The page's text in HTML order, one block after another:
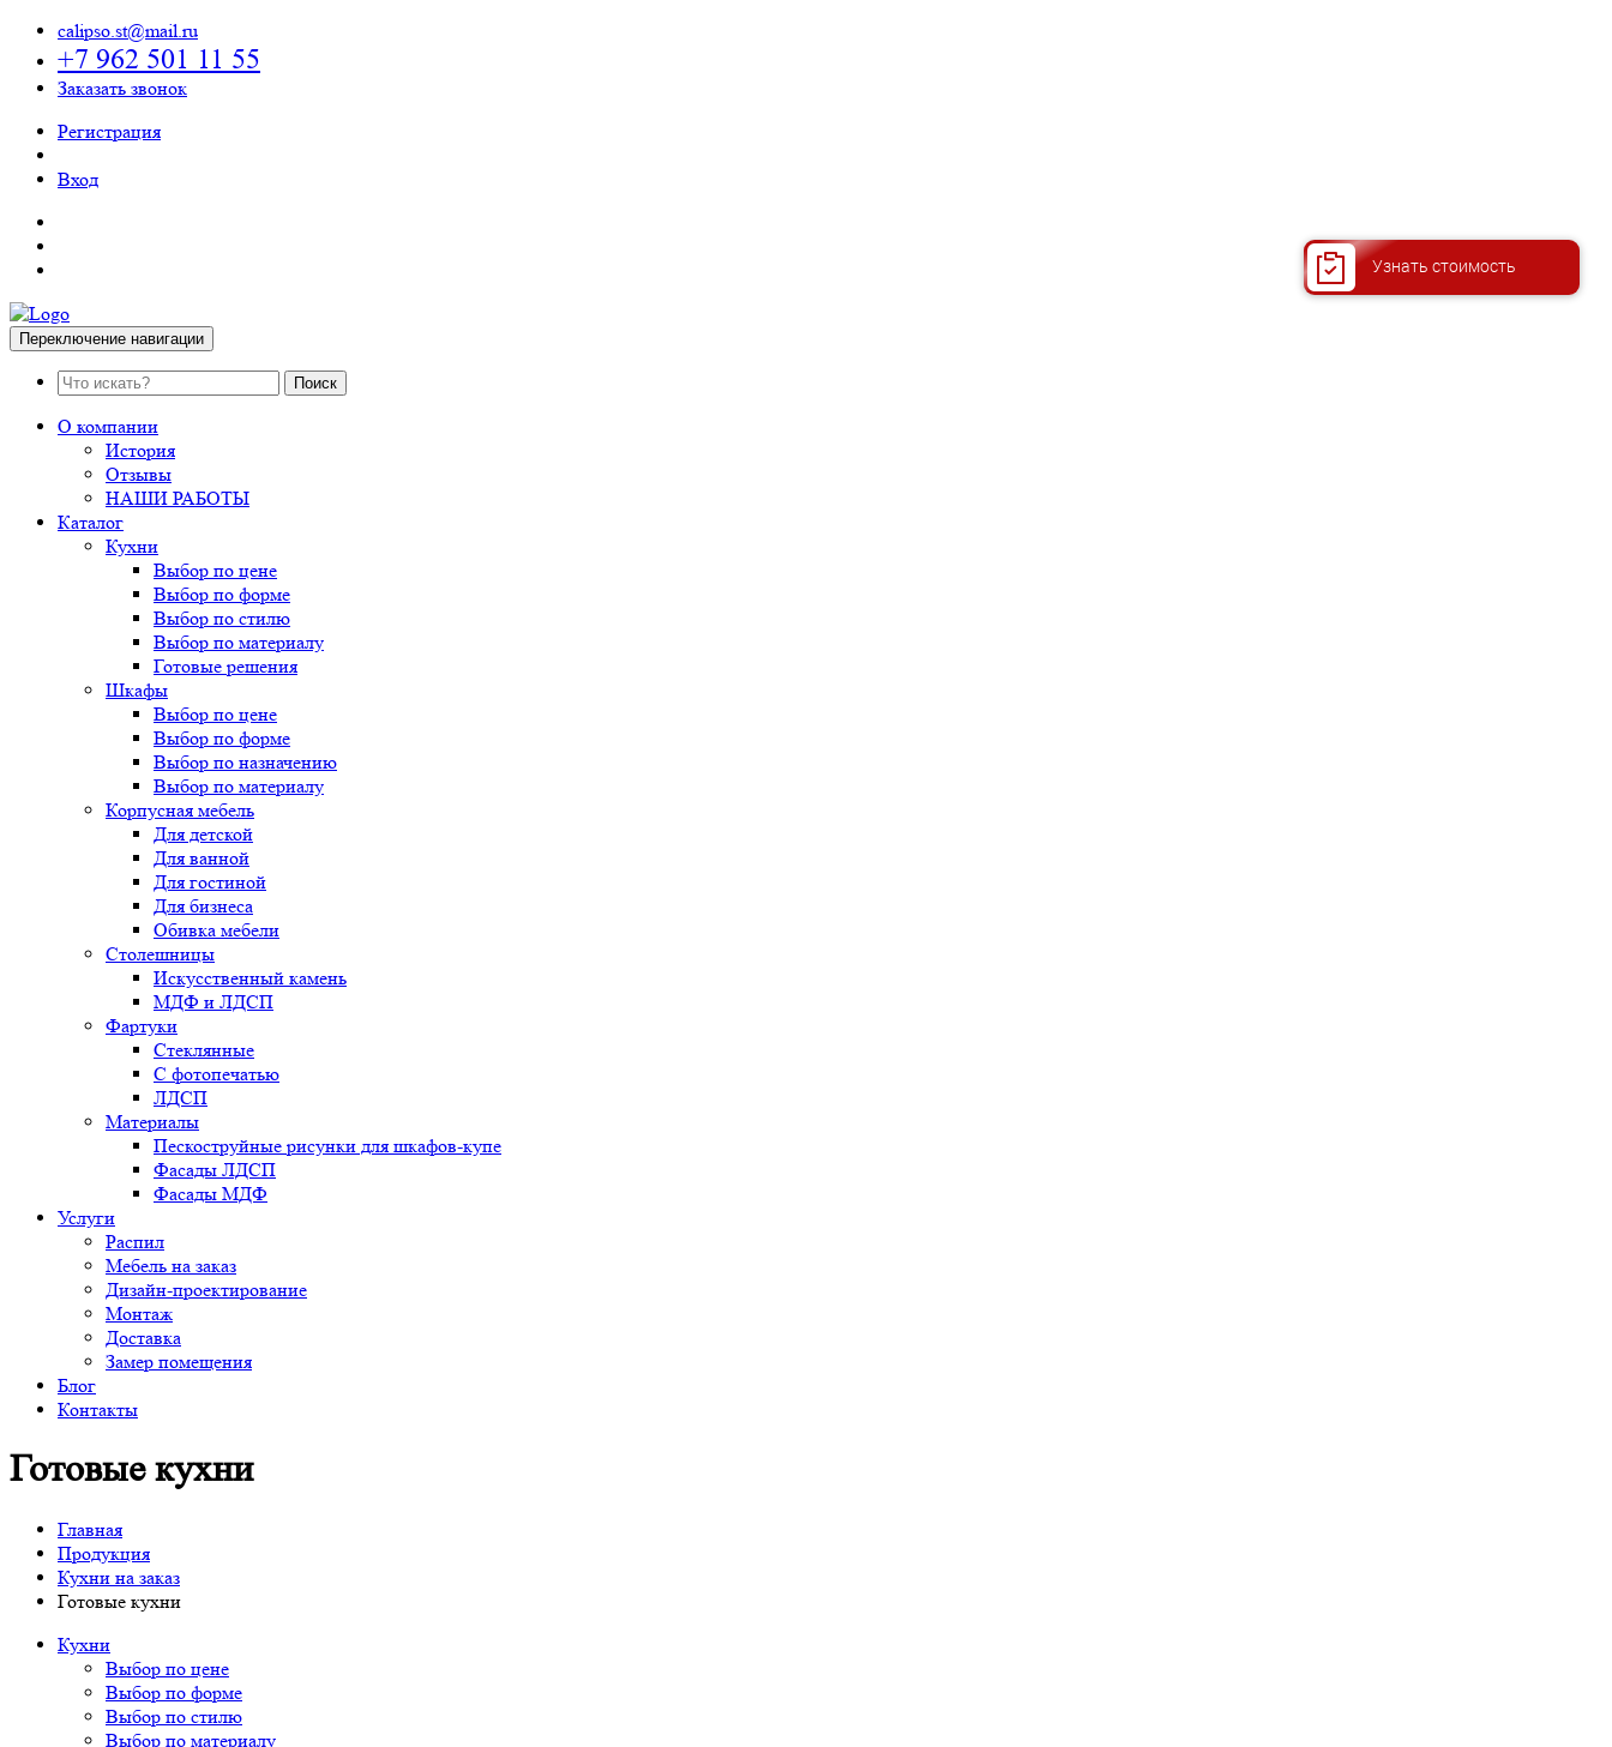
calipso.st@mail.ru
+7 962 501 11 55
Заказать звонок
Регистрация
Вход
Переключение навигации
Поиск
О компании
История
Отзывы
НАШИ РАБОТЫ
Каталог
Кухни
Выбор по цене
Выбор по форме
Выбор по стилю
Выбор по материалу
Готовые решения
Шкафы
Выбор по цене
Выбор по форме
Выбор по назначению
Выбор по материалу
Корпусная мебель
Для детской
Для ванной
Для гостиной
Для бизнеса
Обивка мебели
Столешницы
Искусственный камень
МДФ и ЛДСП
Фартуки
Стеклянные
С фотопечатью
ЛДСП
Материалы
Пескоструйные рисунки для шкафов-купе
Фасады ЛДСП
Фасады МДФ
Услуги
Распил
Мебель на заказ
Дизайн-проектирование
Монтаж
Доставка
Замер помещения
Блог
Контакты
Готовые кухни
Главная
Продукция
Кухни на заказ
Готовые кухни
Кухни
Выбор по цене
Выбор по форме
Выбор по стилю
Выбор по материалу
Узнать стоимость